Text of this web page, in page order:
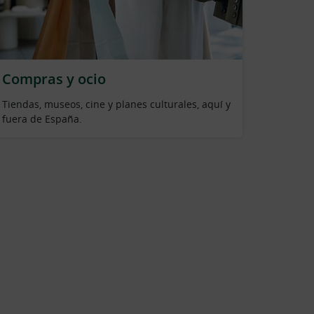
Compras y ocio
Tiendas, museos, cine y planes culturales, aquí y
fuera de España.